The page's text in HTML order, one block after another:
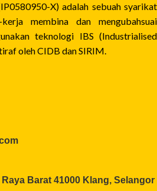
X) adalah sebuah syarikat
membina dan mengubahsuai
teknologi IBS (Industrialised
oleh CIDB dan SIRIM.
Raya Barat 41000 Klang, Selangor